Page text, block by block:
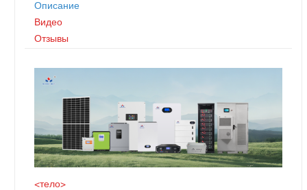
Описание
Видео
Отзывы
<тело>